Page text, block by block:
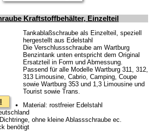
Kraftstoffbehälter, Einzelteil
Tankablaßschraube als Einzelteil, speziell
hergestellt aus Edelstahl
Die Verschlussschraube am Wartburg
Benzintank unten entspricht dem Original
Ersatzteil in Form und Abmessung.
Passend für alle Modelle Wartburg 311, 312,
313 Limousine, Cabrio, Camping, Coupe
sowie Wartburg 353 und 1,3 Limousine und
Tourist sowie Trans.
Material: rostfreier Edelstahl
ohne kleine Ablassschraube ec.
benötigt